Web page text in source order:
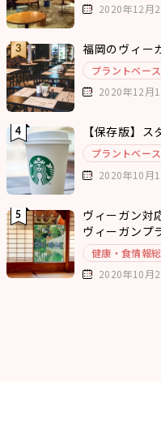
2020年12月
福岡のヴィー
プラントベー
2020年12月
【保存版】
プラントベー
2020年10月
ヴィーガン対
ヴィーガンプ
健康・食情報
2020年10月